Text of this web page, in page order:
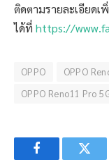
ติดตามรายละเอียดเ
ได้ที่ https://
OPPO OPPO
OPPO Reno11 Pro
Facebook